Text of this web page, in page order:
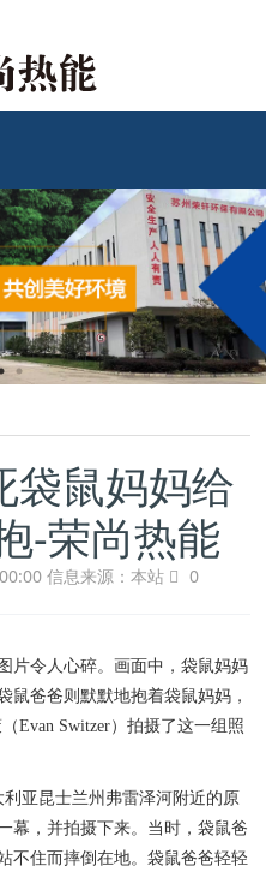
袋鼠妈妈给
-荣尚热能
信息来源：本站 0
片令人心碎。画面中，袋鼠妈妈
鼠爸爸则默默地抱着袋鼠妈妈，
Evan Switzer）拍摄了这一组照
亚昆士兰州弗雷泽河附近的原
幕，并拍摄下来。当时，袋鼠爸
不住而摔倒在地。袋鼠爸爸轻轻